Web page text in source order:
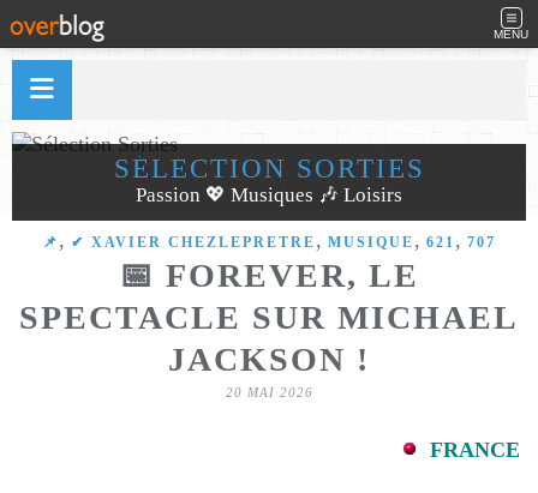
MENU
SÉLECTION SORTIES
Passion 💖 Musiques 🎶 Loisirs
​​​​​​​📌 , ✔ XAVIER CHEZLEPRETRE , MUSIQUE , 621 , 707
📅 FOREVER, LE
SPECTACLE SUR MICHAEL
JACKSON !
20 MAI 2026
FRANCE